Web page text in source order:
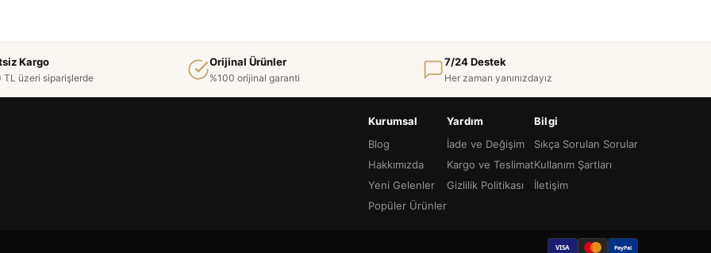
Kargo
TL üzeri siparişlerde
Orijinal Ürünler
%100 orijinal garanti
7/24 Destek
Her zaman yanınızdayız
Kurumsal
Blog
Hakkımızda
Yeni Gelenler
Popüler Ürünler
Yardım
İade ve Değişim
Kargo ve Teslimat
Gizlilik Politikası
Bilgi
Sıkça Sorulan Sorular
Kullanım Şartları
İletişim
VISA PayPal